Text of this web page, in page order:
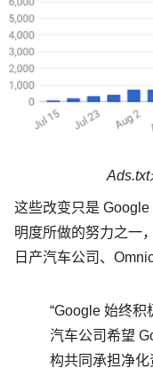
这些改变只是
明度所做的努力之一
日产汽车公司、
“Google 始终
汽车公司希望
构共同承担净